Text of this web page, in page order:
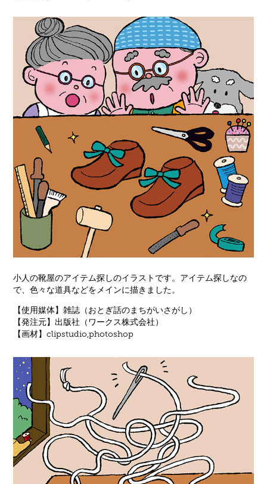
小人の靴屋のアイテム探しのイラストです。アイテム探しなの
で、色々な道具などをメインに描きました。
【使用媒体】雑誌（おとぎ話のまちがいさがし）
【発注元】出版社（ワークス株式会社）
【画材】clipstudio,photoshop